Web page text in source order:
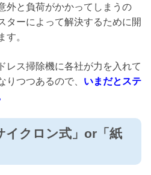
外と負荷がかかってしまうの
ターによって解決するために開
す。
レス掃除機に各社が力を入れて
りつつあるので、 いまだとステ
イクロン式」or「紙